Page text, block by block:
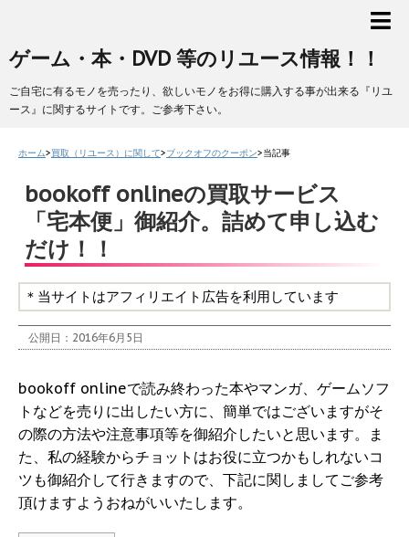
ゲーム・本・DVD 等のリユース情報！！
ご自宅に有るモノを売ったり、欲しいモノをお得に購入する事が出来る『リユ
ース』に関するサイトです。ご参考下さい。
ホーム>買取（リユース）に関して>ブックオフのクーポン>当記事
bookoff onlineの買取サービス
「宅本便」御紹介。詰めて申し込む
だけ！！
＊当サイトはアフィリエイト広告を利用しています
公開日： 2016年6月5日
bookoff onlineで読み終わった本やマンガ、ゲームソフ
トなどを売りに出したい方に、簡単ではございますがそ
の際の方法や注意事項等を御紹介したいと思います。ま
た、私の経験からチョットはお役に立つかもしれないコ
ツも御紹介して行きますので、下記に関しましてご参考
頂けますようおねがいいたします。